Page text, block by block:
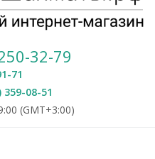
32-79
71
359-08-51
(GMT+3:00)